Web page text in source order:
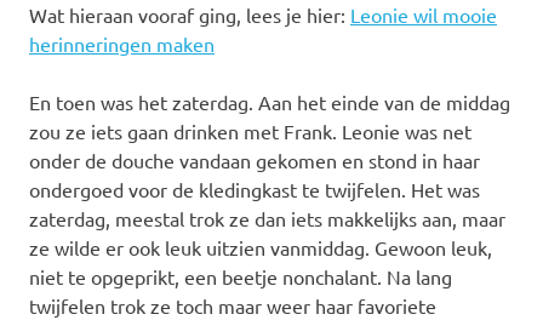
Wat hieraan vooraf ging, lees je hier: Leonie wil mooie
herinneringen maken
En toen was het zaterdag. Aan het einde van de middag
zou ze iets gaan drinken met Frank. Leonie was net
onder de douche vandaan gekomen en stond in haar
ondergoed voor de kledingkast te twijfelen. Het was
zaterdag, meestal trok ze dan iets makkelijks aan, maar
ze wilde er ook leuk uitzien vanmiddag. Gewoon leuk,
niet te opgeprikt, een beetje nonchalant. Na lang
twijfelen trok ze toch maar weer haar favoriete